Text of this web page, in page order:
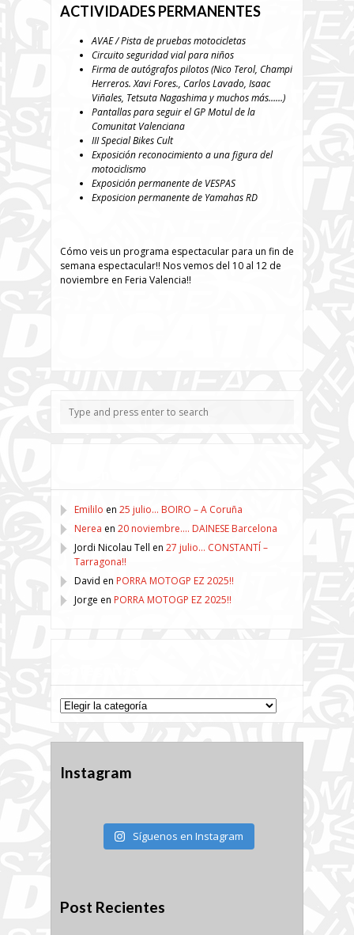
ACTIVIDADES PERMANENTES
AVAE / Pista de pruebas motocicletas
Circuito seguridad vial para niños
Firma de autógrafos pilotos (Nico Terol, Champi
Herreros. Xavi Fores., Carlos Lavado, Isaac
Viñales, Tetsuta Nagashima y muchos más……)
Pantallas para seguir el GP Motul de la
Comunitat Valenciana
III Special Bikes Cult
Exposición reconocimiento a una figura del
motociclismo
Exposición permanente de VESPAS
Exposicion permanente de Yamahas RD
Cómo veis un programa espectacular para un fin de
semana espectacular!! Nos vemos del 10 al 12 de
noviembre en Feria Valencia!!
Emililo en 25 julio… BOIRO – A Coruña
Nerea en 20 noviembre…. DAINESE Barcelona
Jordi Nicolau Tell en 27 julio… CONSTANTÍ –
Tarragona!!
David en PORRA MOTOGP EZ 2025!!
Jorge en PORRA MOTOGP EZ 2025!!
Categorías
Instagram
Síguenos en Instagram
Post Recientes